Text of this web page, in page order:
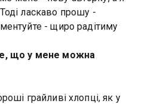
ласкаво прошу -
- щиро радітиму
що у мене можна
грайливі хлопці, як у